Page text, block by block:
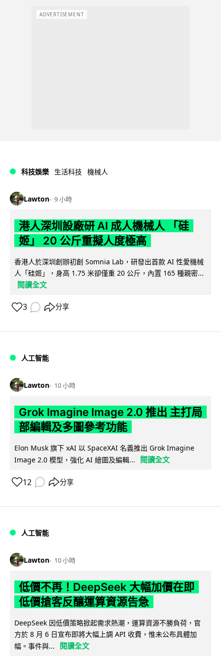
ADVERTISEMENT
科技娛樂 生活科技 機械人
Lawton 9 小時
港人深圳設廠研 AI 成人機械人 「硅
姬」 20 公斤重擬人度極高
香港人於深圳創辦初創 Somnia Lab，研發出首款 AI 性愛機械
人「硅姬」，身高 1.75 米卻僅重 20 公斤，內置 165 種親密...
閱讀全文
3 分享
人工智能
Lawton 10 小時
Grok Imagine Image 2.0 推出 主打局
部編輯及多圖參考功能
Elon Musk 旗下 xAI 以 SpaceXAI 名義推出 Grok Imagine
Image 2.0 模型，強化 AI 繪圖及編輯...
閱讀全文
12 分享
人工智能
Lawton 10 小時
低價不再！DeepSeek 大幅加價在即
低價搶客反釀運算資源告急
DeepSeek 因低價策略掀起需求熱潮，運算資源不勝負荷，官
方於 8 月 6 日宣布即將大幅上調 API 收費，惟未公布具體加
幅。事件與...
閱讀全文